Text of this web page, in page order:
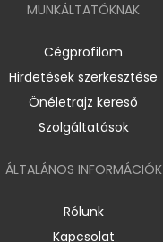
MUNKÁLTATÓKNAK
Cégprofilom
Hirdetések szerkesztése
Önéletrajz kereső
Szolgáltatások
ÁLTALÁNOS INFORMÁCIÓK
Rólunk
Kapcsolat